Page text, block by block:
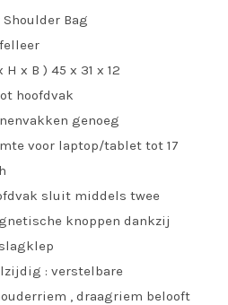
Shoulder Bag
H x B ) 45 x 31 x 12
hoofdvak
genoeg
voor laptop/tablet tot 17
sluit middels twee
knoppen dankzij
: verstelbare
, draagriem belooft